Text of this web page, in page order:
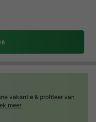
vakantie & profiteer van
meer